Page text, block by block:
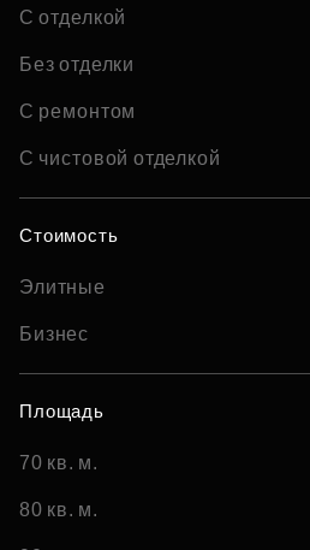
С отделкой
Без отделки
С ремонтом
С чистовой отделкой
Стоимость
Элитные
Бизнес
Площадь
70 кв. м.
80 кв. м.